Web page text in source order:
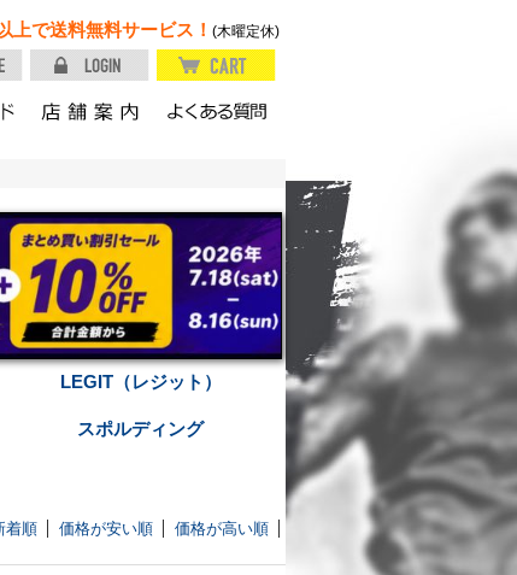
上で送料無料サービス！ (木曜定休)
LEGIT（レジット）
スポルディング
着順 価格が安い順 価格が高い順